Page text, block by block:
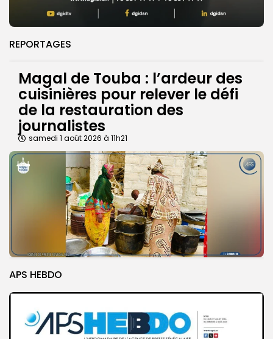
REPORTAGES
Magal de Touba : l’ardeur des
cuisinières pour relever le défi
de la restauration des
journalistes
samedi 1 août 2026 à 11h21
APS HEBDO